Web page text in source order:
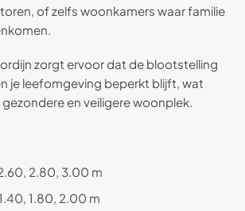
of zelfs woonkamers waar familie
zorgt ervoor dat de blootstelling
je leefomgeving beperkt blijft, wat
en veiligere woonplek.
2.80, 3.00 m
1.80, 2.00 m